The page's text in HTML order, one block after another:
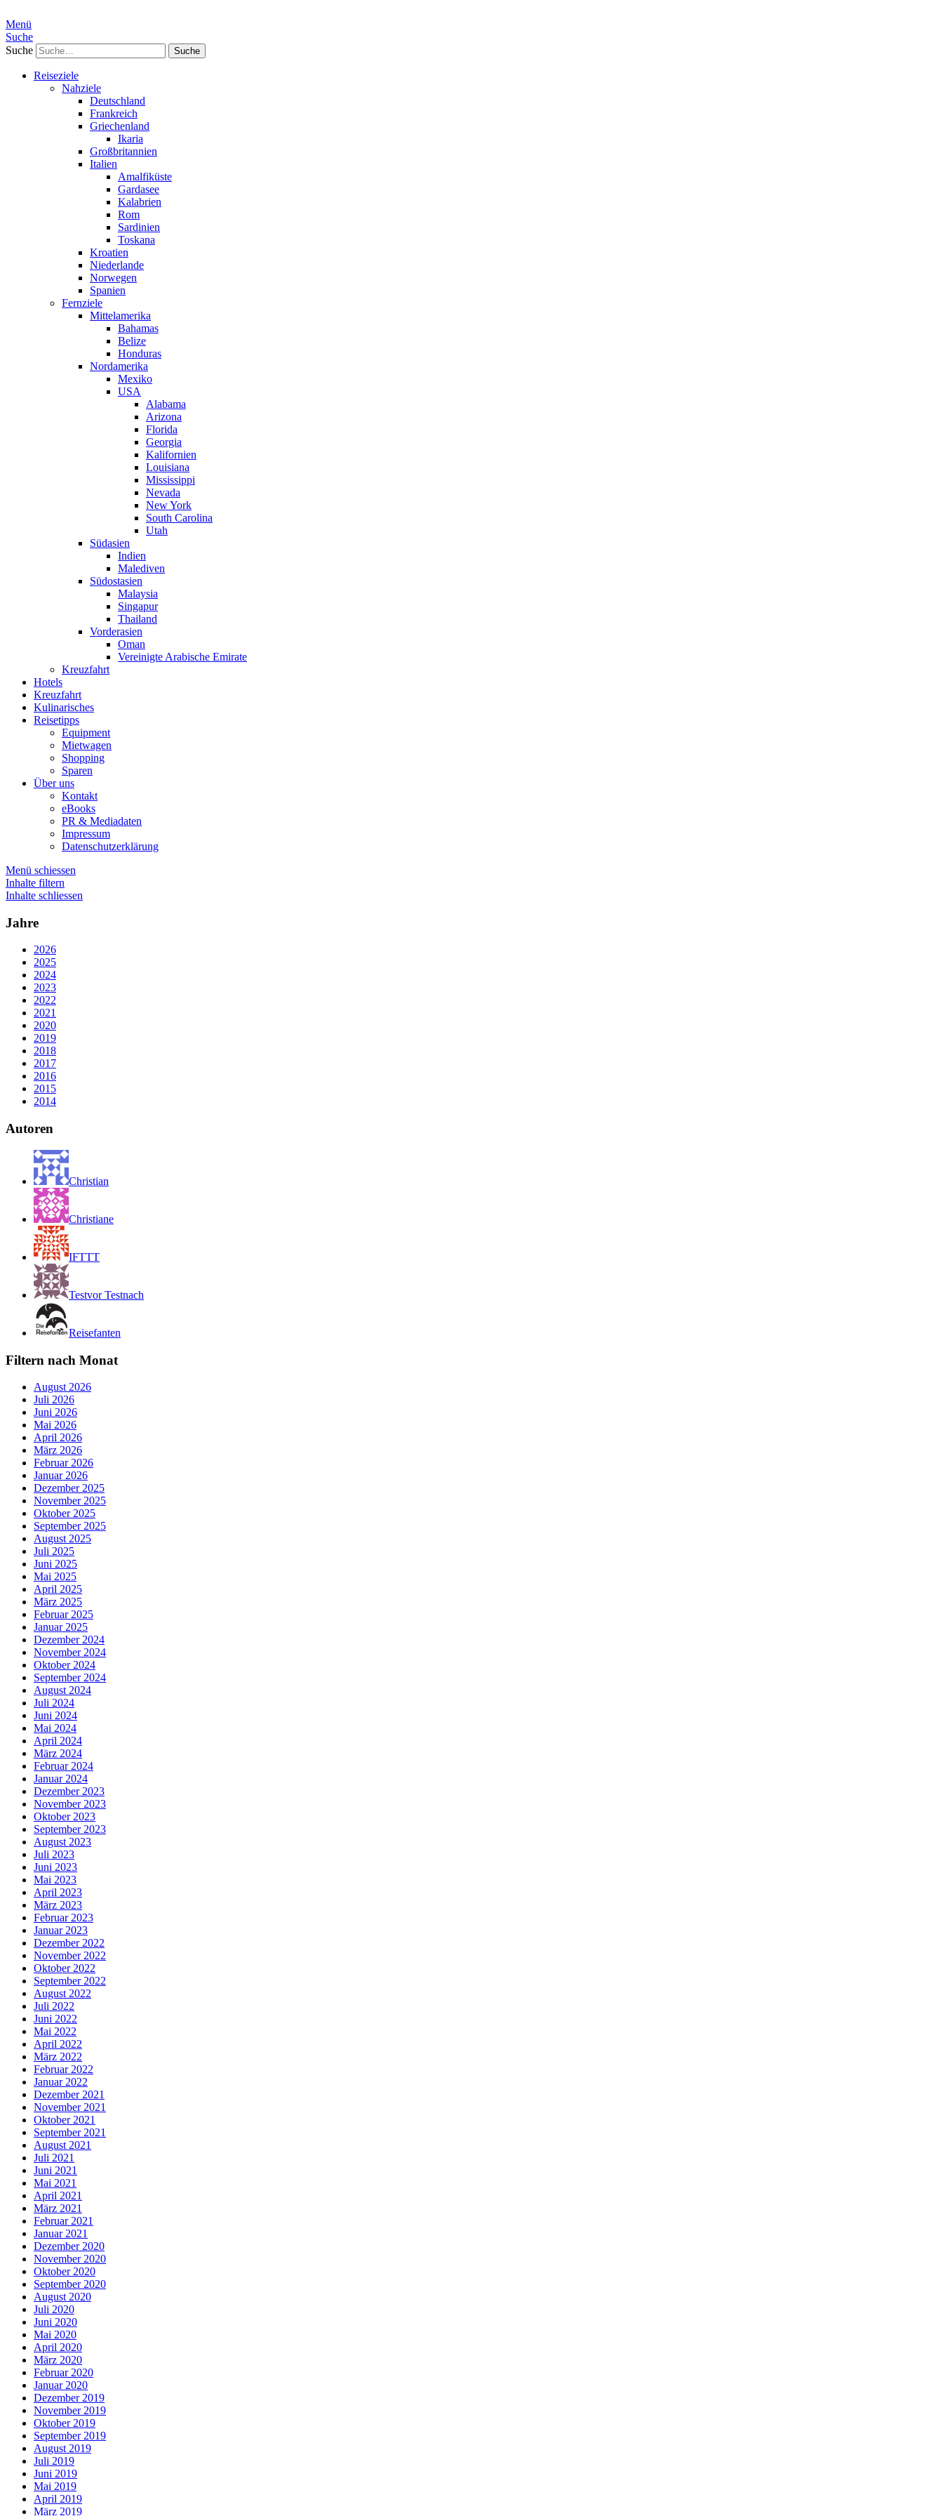
Menü
Suche
Suche
Reiseziele
Nahziele
Deutschland
Frankreich
Griechenland
Ikaria
Großbritannien
Italien
Amalfiküste
Gardasee
Kalabrien
Rom
Sardinien
Toskana
Kroatien
Niederlande
Norwegen
Spanien
Fernziele
Mittelamerika
Bahamas
Belize
Honduras
Nordamerika
Mexiko
USA
Alabama
Arizona
Florida
Georgia
Kalifornien
Louisiana
Mississippi
Nevada
New York
South Carolina
Utah
Südasien
Indien
Malediven
Südostasien
Malaysia
Singapur
Thailand
Vorderasien
Oman
Vereinigte Arabische Emirate
Kreuzfahrt
Hotels
Kreuzfahrt
Kulinarisches
Reisetipps
Equipment
Mietwagen
Shopping
Sparen
Über uns
Kontakt
eBooks
PR & Mediadaten
Impressum
Datenschutzerklärung
Menü schiessen
Inhalte filtern
Inhalte schliessen
Jahre
2026
2025
2024
2023
2022
2021
2020
2019
2018
2017
2016
2015
2014
Autoren
Christian
Christiane
IFTTT
Testvor Testnach
Reisefanten
Filtern nach Monat
August 2026
Juli 2026
Juni 2026
Mai 2026
April 2026
März 2026
Februar 2026
Januar 2026
Dezember 2025
November 2025
Oktober 2025
September 2025
August 2025
Juli 2025
Juni 2025
Mai 2025
April 2025
März 2025
Februar 2025
Januar 2025
Dezember 2024
November 2024
Oktober 2024
September 2024
August 2024
Juli 2024
Juni 2024
Mai 2024
April 2024
März 2024
Februar 2024
Januar 2024
Dezember 2023
November 2023
Oktober 2023
September 2023
August 2023
Juli 2023
Juni 2023
Mai 2023
April 2023
März 2023
Februar 2023
Januar 2023
Dezember 2022
November 2022
Oktober 2022
September 2022
August 2022
Juli 2022
Juni 2022
Mai 2022
April 2022
März 2022
Februar 2022
Januar 2022
Dezember 2021
November 2021
Oktober 2021
September 2021
August 2021
Juli 2021
Juni 2021
Mai 2021
April 2021
März 2021
Februar 2021
Januar 2021
Dezember 2020
November 2020
Oktober 2020
September 2020
August 2020
Juli 2020
Juni 2020
Mai 2020
April 2020
März 2020
Februar 2020
Januar 2020
Dezember 2019
November 2019
Oktober 2019
September 2019
August 2019
Juli 2019
Juni 2019
Mai 2019
April 2019
März 2019